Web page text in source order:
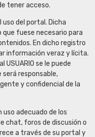
tener acceso.
uso del portal. Dicha
fuese necesario para
En dicho registro
información veraz y lícita.
se le puede
responsable,
y confidencial de la
uso adecuado de los
chat, foros de discusión o
a través de su portal y